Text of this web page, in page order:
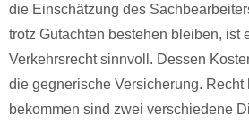
die Einschätzung des
trotz Gutachten bestehen bleiben, ist
Verkehrsrecht sinnvoll. Dessen
die gegnerische Versicherung. Recht
bekommen sind zwei verschiedene